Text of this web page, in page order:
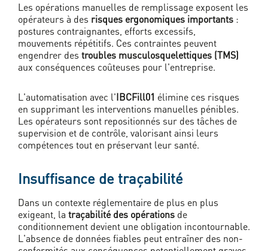
Les opérations manuelles de remplissage exposent les
opérateurs à des risques ergonomiques importants :
postures contraignantes, efforts excessifs,
mouvements répétitifs. Ces contraintes peuvent
engendrer des troubles musculosquelettiques (TMS)
aux conséquences coûteuses pour l'entreprise.
L'automatisation avec l'IBCFill01 élimine ces risques
en supprimant les interventions manuelles pénibles.
Les opérateurs sont repositionnés sur des tâches de
supervision et de contrôle, valorisant ainsi leurs
compétences tout en préservant leur santé.
Insuffisance de traçabilité
Dans un contexte réglementaire de plus en plus
exigeant, la traçabilité des opérations de
conditionnement devient une obligation incontournable.
L'absence de données fiables peut entraîner des non-